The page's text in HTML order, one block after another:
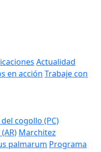
Actualidad
en acción Trabaje con
cogollo (PC)
Marchitez
palmarum Programa